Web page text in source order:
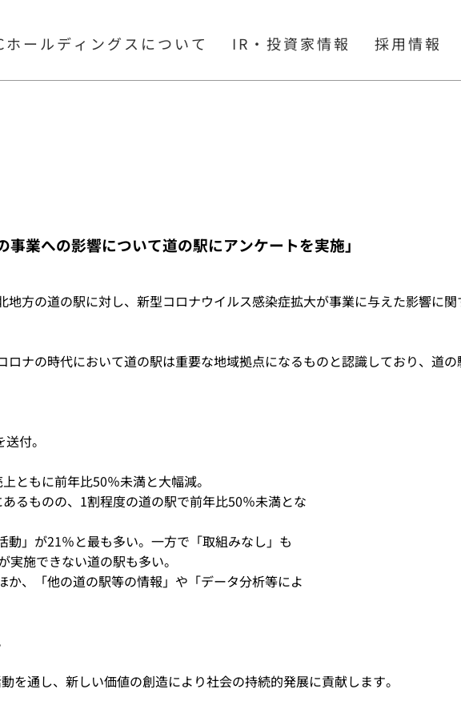
ホールディングスについて IR・投資家情報 採用情報
業への影響について道の駅にアンケートを実施」
方の道の駅に対し、新型コロナウイルス感染症拡大が事業に与えた影響に
ナの時代において道の駅は重要な地域拠点になるものと認識しており、道
付。
ともに前年比50％未満と大幅減。
るものの、1割程度の道の駅で前年比50％未満とな
動」が21％と最も多い。一方で「取組みなし」も
施できない道の駅も多い。
、「他の道の駅等の情報」や「データ分析等によ
を通し、新しい価値の創造により社会の持続的発展に貢献します。